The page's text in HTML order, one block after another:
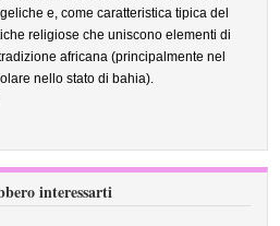
e, come caratteristica tipica del
religiose che uniscono elementi di
africana (principalmente nel
nello stato di bahia).
interessarti